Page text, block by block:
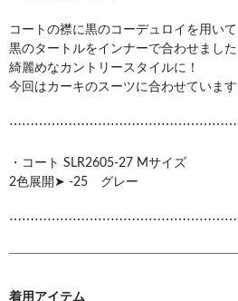
コートの襟に黒のコーデュロイを用い
黒のタートルをインナーで合わせました
綺麗めなカントリースタイルに！
今回はカーキのスーツに合わせています
⋯⋯⋯⋯⋯⋯⋯⋯⋯⋯⋯⋯⋯⋯⋯⋯⋯⋯
・コート SLR2605-27 Mサイズ
2色展開➤ -25 グレー
⋯⋯⋯⋯⋯⋯⋯⋯⋯⋯⋯⋯⋯⋯⋯⋯⋯⋯
着用アイテム